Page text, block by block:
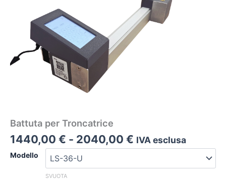
Battuta per Troncatrice
1440,00 € - 2040,00 € Fascia
di
IVA esclusa
Modello
SVUOTA